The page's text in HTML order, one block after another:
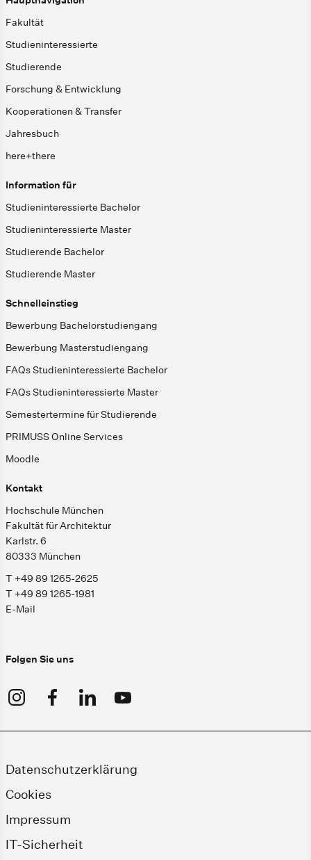
Fakultät
Studieninteressierte
Studierende
Forschung & Entwicklung
Kooperationen & Transfer
Jahresbuch
here+there
Information für
Studieninteressierte Bachelor
Studieninteressierte Master
Studierende Bachelor
Studierende Master
Schnelleinstieg
Bewerbung Bachelorstudiengang
Bewerbung Masterstudiengang
FAQs Studieninteressierte Bachelor
FAQs Studieninteressierte Master
Semestertermine für Studierende
PRIMUSS Online Services
Moodle
Kontakt
Hochschule München
Fakultät für Architektur
Karlstr. 6
80333 München
T +49 89 1265-2625
T +49 89 1265-1981
E-Mail
Folgen Sie uns
Datenschutzerklärung
Cookies
Impressum
IT-Sicherheit